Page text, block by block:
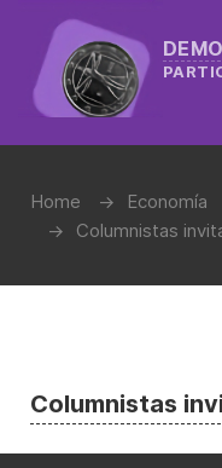
Home
Economía
Columnistas
Columnistas